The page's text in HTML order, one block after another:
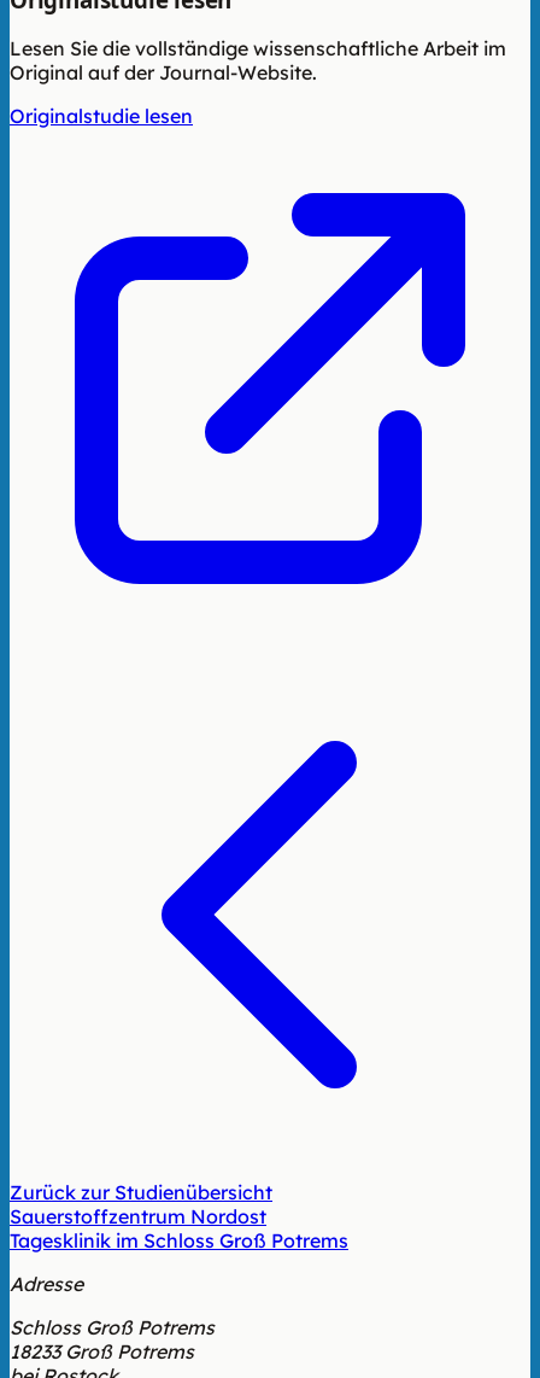
Lesen Sie die vollständige wissenschaftliche Arbeit im
Original auf der Journal-Website.
Originalstudie lesen
Zurück zur Studienübersicht
Sauerstoffzentrum Nordost
Tagesklinik im Schloss Groß Potrems
Adresse
Schloss Groß Potrems
18233 Groß Potrems